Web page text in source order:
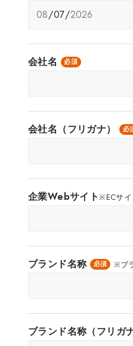
会社名 必須
会社名（フリガナ） 必
企業Webサイト※ECサ
ブランド名称 必須 ※ブ
ブランド名称（フリガ